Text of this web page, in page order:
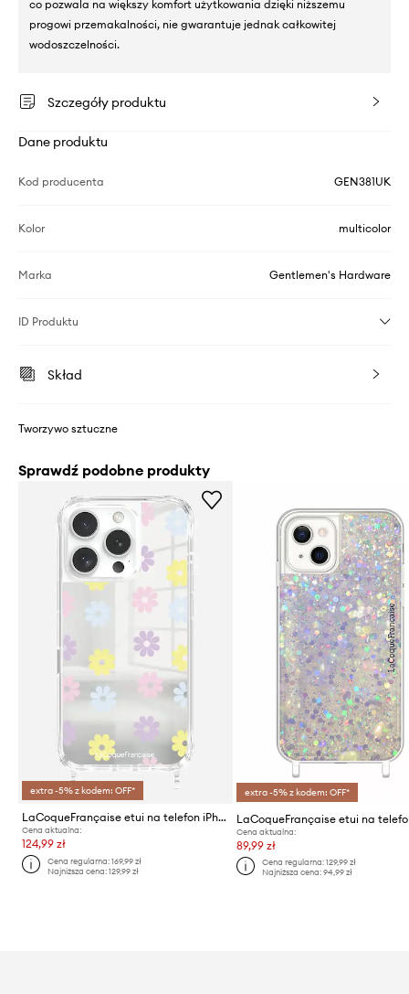
co pozwala na większy komfort użytkowania dzięki niższemu
progowi przemakalności, nie gwarantuje jednak całkowitej
wodoszczelności.
Szczegóły produktu
Dane produktu
Kod producenta GEN381UK
Kolor multicolor
Marka Gentlemen's Hardware
ID Produktu
Skład
Tworzywo sztuczne
Sprawdź podobne produkty
extra -5% z kodem: OFF*
LaCoqueFrançaise etui na telefon iPhone 16
Cena aktualna:
124,99 zł
Cena regularna:169,99 zł
Najniższa cena:129,99 zł
extra -5% z kodem: OFF*
Cena aktualna:
89,99 zł
Cena regularna: 129,99 zł
Najniższa cena: 94,99 zł